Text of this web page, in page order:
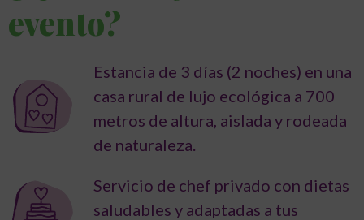
evento?
Estancia de 3 días (2 noches) en una
casa rural de lujo ecológica a 700
metros de altura, aislada y rodeada
de naturaleza.
Servicio de chef privado con dietas
saludables y adaptadas a tus